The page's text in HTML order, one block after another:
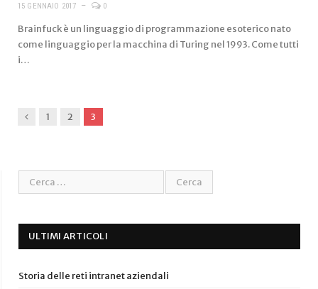
15 GENNAIO 2017 0
Brainfuck è un linguaggio di programmazione esoterico nato
come linguaggio per la macchina di Turing nel 1993. Come tutti
i…
Previous
1 2 3
ULTIMI ARTICOLI
Storia delle reti intranet aziendali